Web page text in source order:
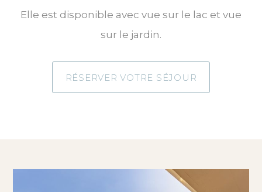
Elle est disponible avec vue sur le lac et vue
sur le jardin.
RÉSERVER VOTRE SÉJOUR